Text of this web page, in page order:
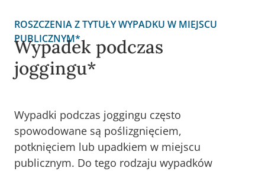
ROSZCZENIA Z TYTUŁY WYPADKU W MIEJSCU
PUBLICZNYM*
Wypadek podczas
joggingu*
Wypadki podczas joggingu często
spowodowane są poślizgnięciem,
potknięciem lub upadkiem w miejscu
publicznym. Do tego rodzaju wypadków